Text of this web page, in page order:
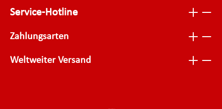
Service-Hotline
Zahlungsarten
Weltweiter Versand